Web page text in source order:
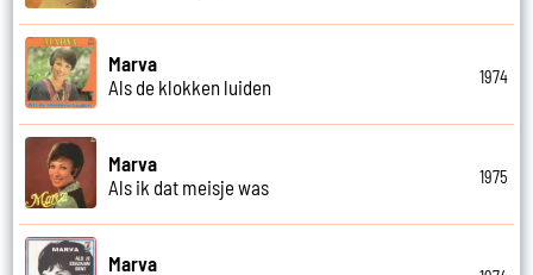
Marva
Als de klokken luiden
1974
Marva
Als ik dat meisje was
1975
Marva